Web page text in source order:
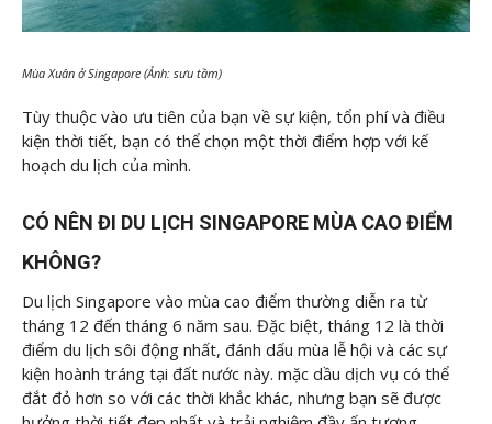
Mùa Xuân ở Singapore (Ảnh: sưu tầm)
Tùy thuộc vào ưu tiên của bạn về sự kiện, tổn phí và điều
kiện thời tiết, bạn có thể chọn một thời điểm hợp với kế
hoạch du lịch của mình.
CÓ NÊN ĐI DU LỊCH SINGAPORE MÙA CAO ĐIỂM
KHÔNG?
Du lịch Singapore vào mùa cao điểm thường diễn ra từ
tháng 12 đến tháng 6 năm sau. Đặc biệt, tháng 12 là thời
điểm du lịch sôi động nhất, đánh dấu mùa lễ hội và các sự
kiện hoành tráng tại đất nước này. mặc dầu dịch vụ có thể
đắt đỏ hơn so với các thời khắc khác, nhưng bạn sẽ được